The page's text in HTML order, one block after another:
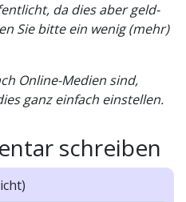
da dies aber geld-
Sie bitte ein wenig (mehr)
Online-Medien sind,
ganz einfach einstellen.
schreiben